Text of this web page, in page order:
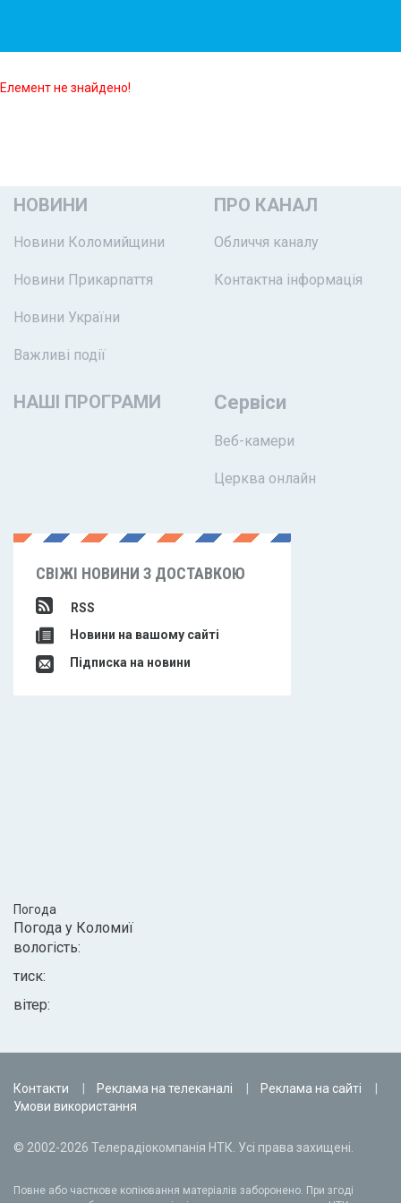
Елемент не знайдено!
НОВИНИ
Новини Коломийщини
Новини Прикарпаття
Новини України
Важливі події
ПРО КАНАЛ
Обличчя каналу
Контактна інформація
НАШІ ПРОГРАМИ Сервіси
Веб-камери
Церква онлайн
СВІЖІ НОВИНИ З ДОСТАВКОЮ
RSS
Новини на вашому сайті
Підписка на новини
Погода
Погода у Коломиї
вологість:
тиск:
вітер:
Контакти Реклама на телеканалі
Реклама на сайті
Умови використання
© 2002-2026 Телерадіокомпанія НТК. Усі права захищені.
Повне або часткове копіювання матеріалів заборонено. При згоді